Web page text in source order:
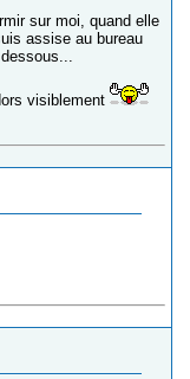
sur moi, quand elle
assise au bureau
visiblement